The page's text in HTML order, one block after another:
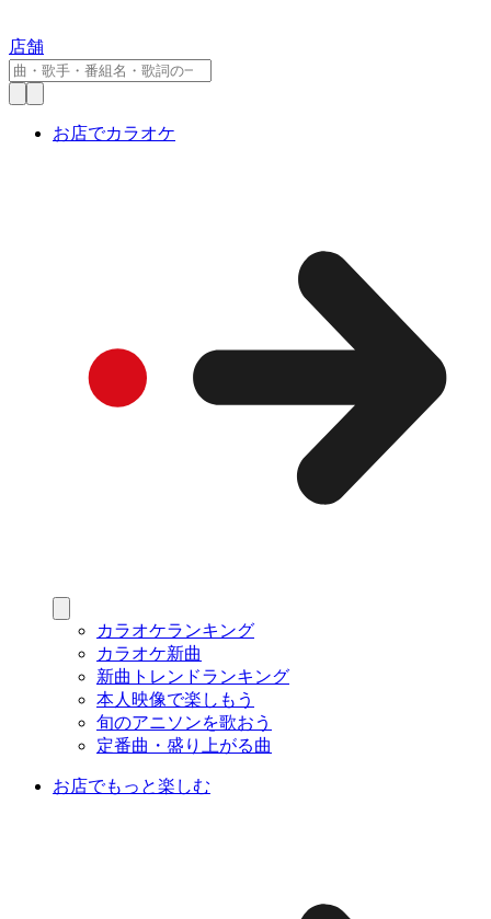
店舗
お店でカラオケ
カラオケランキング
カラオケ新曲
新曲トレンドランキング
本人映像で楽しもう
旬のアニソンを歌おう
定番曲・盛り上がる曲
お店でもっと楽しむ